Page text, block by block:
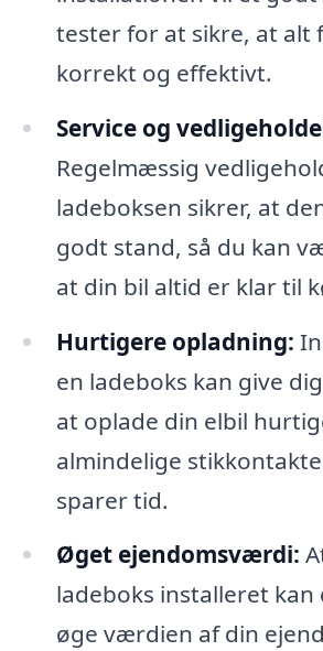
tester for at sikre, at alt
korrekt og effektivt.
Service og
Regelmæssig
ladeboksen sikrer, at
godt stand, så du kan
at din bil altid er klar til
Hurtigere opladning:
en ladeboks kan give
at oplade din elbil
almindelige
sparer tid.
Øget ejendomsværdi:
ladeboks installeret kan
øge værdien af din